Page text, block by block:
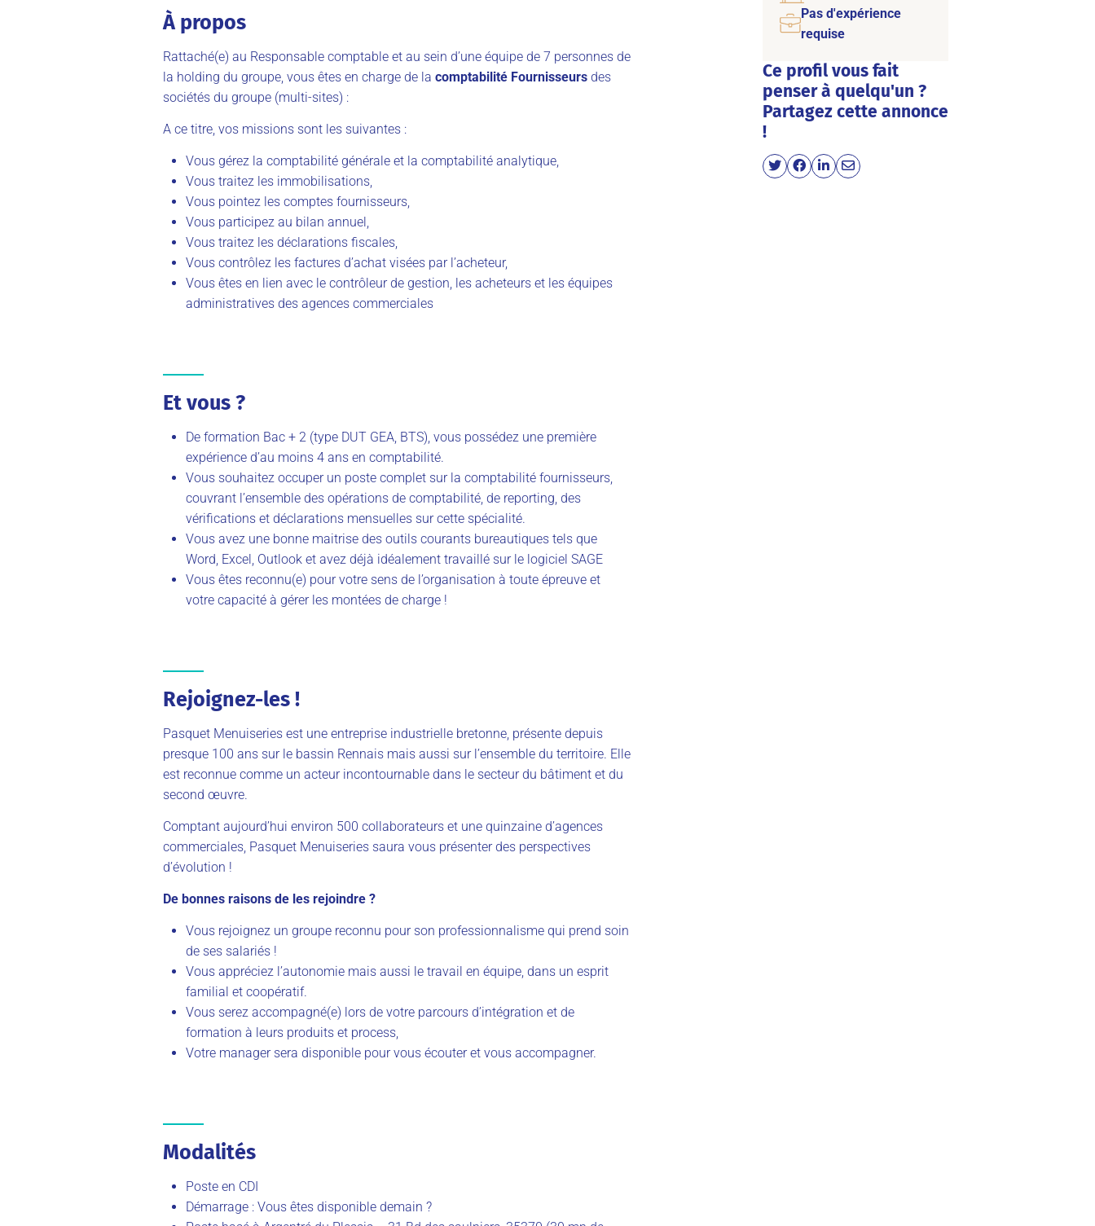
À propos
Rattaché(e) au Responsable comptable et au sein d’une équipe de 7 personnes de
la holding du groupe, vous êtes en charge de la comptabilité Fournisseurs des
sociétés du groupe (multi-sites) :
A ce titre, vos missions sont les suivantes :
Vous gérez la comptabilité générale et la comptabilité analytique,
Vous traitez les immobilisations,
Vous pointez les comptes fournisseurs,
Vous participez au bilan annuel,
Vous traitez les déclarations fiscales,
Vous contrôlez les factures d’achat visées par l’acheteur,
Vous êtes en lien avec le contrôleur de gestion, les acheteurs et les équipes
administratives des agences commerciales
Et vous ?
De formation Bac + 2 (type DUT GEA, BTS), vous possédez une première
expérience d’au moins 4 ans en comptabilité.
Vous souhaitez occuper un poste complet sur la comptabilité fournisseurs,
couvrant l’ensemble des opérations de comptabilité, de reporting, des
vérifications et déclarations mensuelles sur cette spécialité.
Vous avez une bonne maitrise des outils courants bureautiques tels que
Word, Excel, Outlook et avez déjà idéalement travaillé sur le logiciel SAGE
Vous êtes reconnu(e) pour votre sens de l’organisation à toute épreuve et
votre capacité à gérer les montées de charge !
Rejoignez-les !
Pasquet Menuiseries est une entreprise industrielle bretonne, présente depuis
presque 100 ans sur le bassin Rennais mais aussi sur l’ensemble du territoire. Elle
est reconnue comme un acteur incontournable dans le secteur du bâtiment et du
second œuvre.
Comptant aujourd’hui environ 500 collaborateurs et une quinzaine d’agences
commerciales, Pasquet Menuiseries saura vous présenter des perspectives
d’évolution !
De bonnes raisons de les rejoindre ?
Vous rejoignez un groupe reconnu pour son professionnalisme qui prend soin
de ses salariés !
Vous appréciez l’autonomie mais aussi le travail en équipe, dans un esprit
familial et coopératif.
Vous serez accompagné(e) lors de votre parcours d’intégration et de
formation à leurs produits et process,
Votre manager sera disponible pour vous écouter et vous accompagner.
Modalités
Poste en CDI
Démarrage : Vous êtes disponible demain ?
Pas d'expérience
requise
Ce profil vous fait
penser à quelqu'un ?
Partagez cette annonce
!